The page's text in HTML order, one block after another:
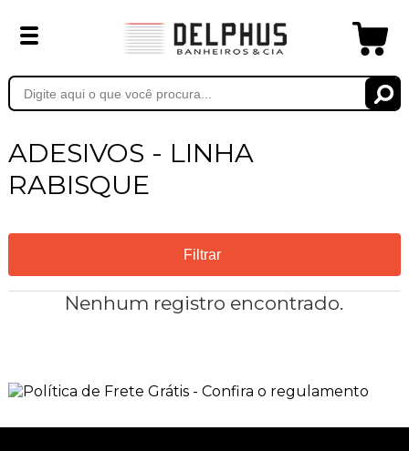
ADESIVOS - LINHA
RABISQUE
Filtrar
Nenhum registro encontrado.